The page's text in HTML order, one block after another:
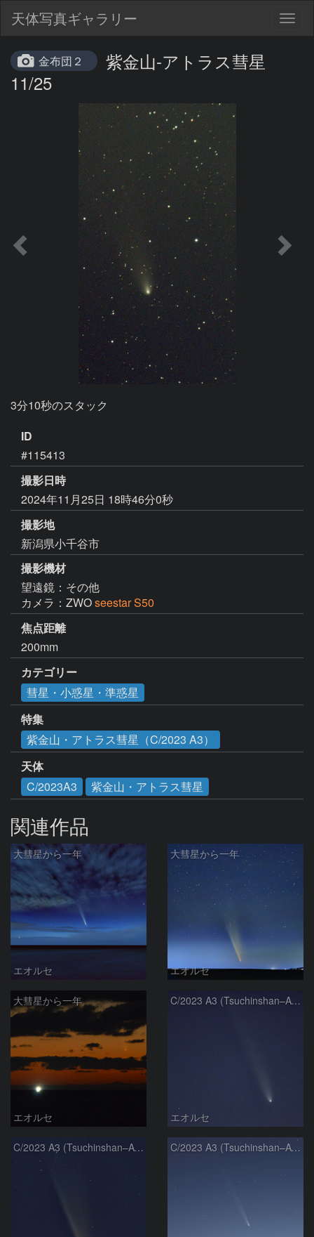
天体写真ギャラリー
金布団２
紫金山-アトラス彗星
11/25
3分10秒のスタック
ID
#115413
撮影日時
2024年11月25日 18時46分0秒
撮影地
新潟県小千谷市
撮影機材
望遠鏡：その他
カメラ：ZWOseestar S50
焦点距離
200mm
カテゴリー
彗星・小惑星・準惑星
特集
紫金山・アトラス彗星（C/2023 A3）
天体
C/2023A3
紫金山・アトラス彗星
関連作品
大彗星から一年
エオルセ
大彗星から一年
エオルセ
大彗星から一年
エオルセ
C/2023 A3 (Tsuchinshan–ATLAS)
エオルセ
C/2023 A3 (Tsuchinshan–ATLAS) C/2023 A3 (Tsuchinshan–ATLAS)